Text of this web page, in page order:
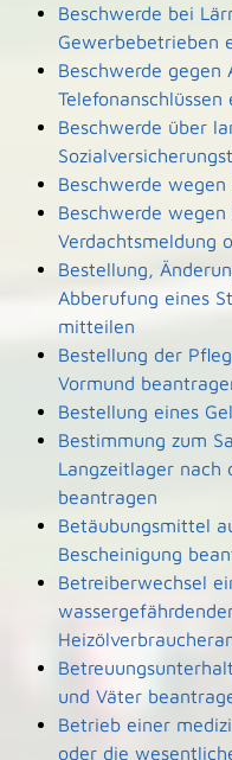
Beschwerde bei
Gewerbebetrieben
Beschwerde
Telefonanschlüssen
Beschwerde über
Beschwerde
Beschwerde
Verdachtsmeldung
Bestellung,
Abberufung eines
mitteilen
Bestellung der
Vormund
Bestellung eines
Bestimmung zum
Langzeitlager nach
beantragen
Betäubungsmittel
Bescheinigung
Betreiberwechsel
und Väter
Betrieb einer
oder die